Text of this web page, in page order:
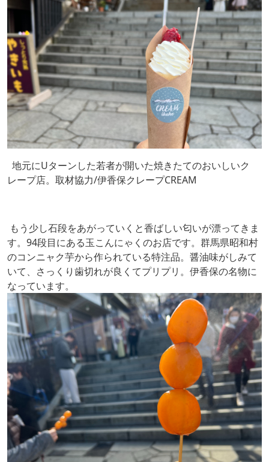
地元にUターンした若者が開いた焼きたてのおいしいク
レープ店。取材協力/伊香保クレープCREAM
もう少し石段をあがっていくと香ばしい匂いが漂ってきま
す。94段目にある玉こんにゃくのお店です。群馬県昭和村
のコンニャク芋から作られている特注品。醤油味がしみて
いて、さっくり歯切れが良くてプリプリ。伊香保の名物に
なっています。